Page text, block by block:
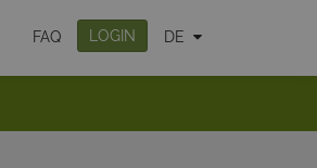
FAQ LOGIN DE